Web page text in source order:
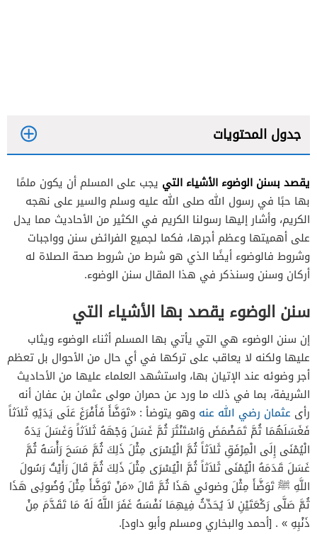
جدول المحتويات
يقصد بسنن الوضوء الأشياء التي يجب على المسلم أن يكون ملمًا
بها حبًا في رسول الله صلى الله عليه وسلم والسير على نهجه
الكريم، وأشار إليها رسولنا الكريم في الكثير من الأحاديث مما يدل
على أهميتها وعظم أجرها، فكما لجميع الفرائض سنن وواجبات
وشروط فالوضوء أيضًا الذي هو شرط من شروط صحة الصلاة له
أركان وسنن وسنذكر في هذا المقال سنن الوضوء.
سنن الوضوء يقصد بها الأشياء التي
إن سنن الوضوء هي التي يأتي بها المسلم أثناء الوضوء ويثاب
عليها ولكنه لا يعاقب على تركها في أي حال من الأحوال بل تعظم
أجر وضوئه عند الإتيان بها، واستشهد العلماء عليها من الأحاديث
الشريفة، بما في ذلك ما ورد عن حمران مولى عثمان بن عفان أنه
رأى عثمان رضي الله عنه وهو يتوضأ : «تَوَضَّأَ فَأَفْرَغَ عَلَى يَدَيْهِ ثَلاَثاً
فَغَسَلَهُمَا ثُمَّ تَمَضْمَضَ وَاسْتَنْثَرَ ثُمَّ غَسَلَ وَجْهَهُ ثَلاَثاً وَغَسَلَ يَدَهُ
الْيُمْنَى إِلَى الْمِرْفَقِ ثَلاَثاً ثُمَّ الْيُسْرَى مِثْلَ ذَلِكَ ثُمَّ مَسَحَ رَأْسَهُ ثُمَّ
غَسَلَ قَدَمَهُ الْيُمْنَى ثَلاَثاً ثُمَّ الْيُسْرَى مِثْلَ ذَلِكَ ثُمَّ قَالَ رَأَيْتُ رَسُولَ
اللَّهِ ﷺ تَوَضَّأَ مِثْلَ وضوئي هَذَا ثُمَّ قَالَ «مَنْ تَوَضَّأَ مِثْلَ وُضُوئِى هَذَا
ثُمَّ صَلَّى رَكْعَتَيْنِ لاَ يُحَدِّثُ فِيهِمَا نَفْسَهُ غَفَرَ اللَّهُ لَهُ مَا تَقَدَّمَ مِنْ
ذَنْبِهِ » . [أحمد والبخاري ومسلم وأبو داود].